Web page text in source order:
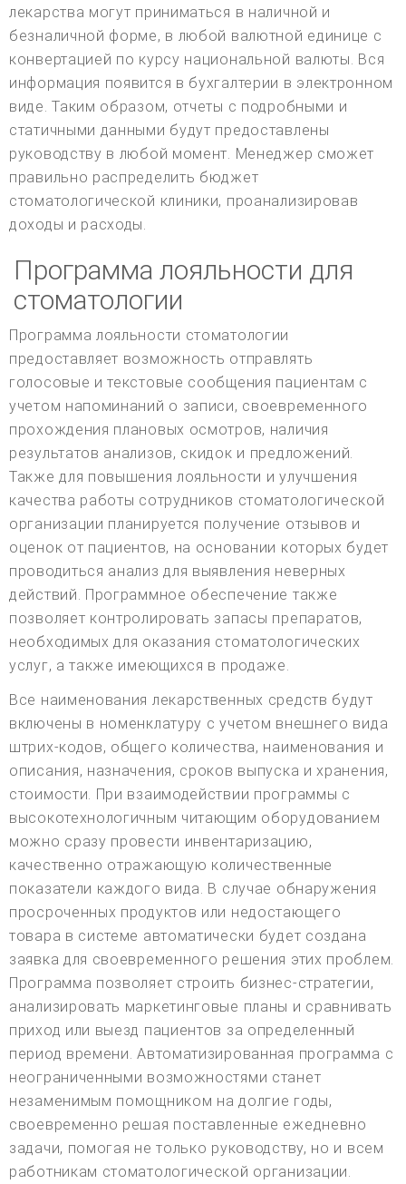
лекарства могут приниматься в наличной и
безналичной форме, в любой валютной единице с
конвертацией по курсу национальной валюты. Вся
информация появится в бухгалтерии в электронном
виде. Таким образом, отчеты с подробными и
статичными данными будут предоставлены
руководству в любой момент. Менеджер сможет
правильно распределить бюджет
стоматологической клиники, проанализировав
доходы и расходы.
Программа лояльности для
стоматологии
Программа лояльности стоматологии
предоставляет возможность отправлять
голосовые и текстовые сообщения пациентам с
учетом напоминаний о записи, своевременного
прохождения плановых осмотров, наличия
результатов анализов, скидок и предложений.
Также для повышения лояльности и улучшения
качества работы сотрудников стоматологической
организации планируется получение отзывов и
оценок от пациентов, на основании которых будет
проводиться анализ для выявления неверных
действий. Программное обеспечение также
позволяет контролировать запасы препаратов,
необходимых для оказания стоматологических
услуг, а также имеющихся в продаже.
Все наименования лекарственных средств будут
включены в номенклатуру с учетом внешнего вида
штрих-кодов, общего количества, наименования и
описания, назначения, сроков выпуска и хранения,
стоимости. При взаимодействии программы с
высокотехнологичным читающим оборудованием
можно сразу провести инвентаризацию,
качественно отражающую количественные
показатели каждого вида. В случае обнаружения
просроченных продуктов или недостающего
товара в системе автоматически будет создана
заявка для своевременного решения этих проблем.
Программа позволяет строить бизнес-стратегии,
анализировать маркетинговые планы и сравнивать
приход или выезд пациентов за определенный
период времени. Автоматизированная программа с
неограниченными возможностями станет
незаменимым помощником на долгие годы,
своевременно решая поставленные ежедневно
задачи, помогая не только руководству, но и всем
работникам стоматологической организации.